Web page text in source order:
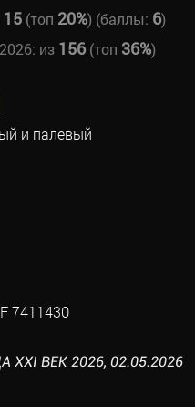
15(топ 20%) (баллы: 6)
из 156(топ 36%)
и палевый
7411430
ВЕК 2026, 02.05.2026